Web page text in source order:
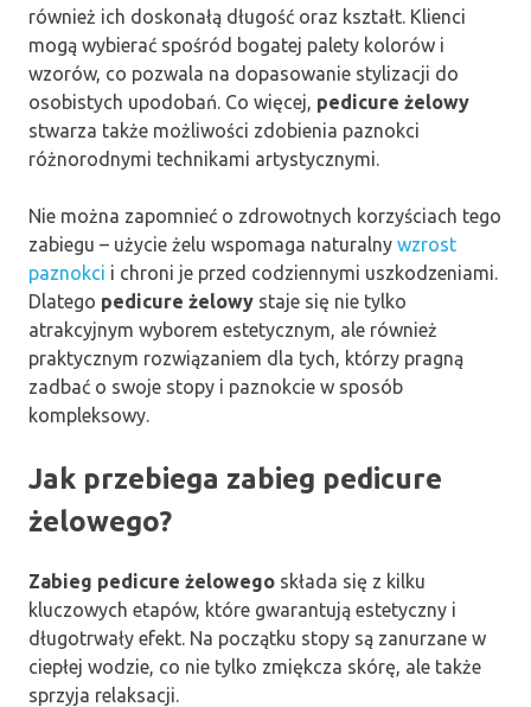
również ich doskonałą długość oraz kształt. Klienci
mogą wybierać spośród bogatej palety kolorów i
wzorów, co pozwala na dopasowanie stylizacji do
osobistych upodobań. Co więcej, pedicure żelowy
stwarza także możliwości zdobienia paznokci
różnorodnymi technikami artystycznymi.
Nie można zapomnieć o zdrowotnych korzyściach tego
zabiegu – użycie żelu wspomaga naturalny wzrost
paznokci i chroni je przed codziennymi uszkodzeniami.
Dlatego pedicure żelowy staje się nie tylko
atrakcyjnym wyborem estetycznym, ale również
praktycznym rozwiązaniem dla tych, którzy pragną
zadbać o swoje stopy i paznokcie w sposób
kompleksowy.
Jak przebiega zabieg pedicure
żelowego?
Zabieg pedicure żelowego składa się z kilku
kluczowych etapów, które gwarantują estetyczny i
długotrwały efekt. Na początku stopy są zanurzane w
ciepłej wodzie, co nie tylko zmiękcza skórę, ale także
sprzyja relaksacji.